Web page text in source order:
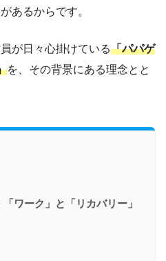
あるからです。
が日々心掛けている「パパゲ
を、その背景にある理念とと
ワーク」と「リカバリー」